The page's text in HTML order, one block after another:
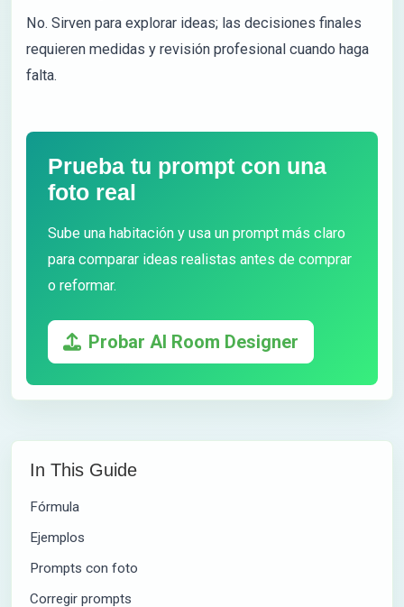
No. Sirven para explorar ideas; las decisiones finales
requieren medidas y revisión profesional cuando haga
falta.
Prueba tu prompt con una
foto real
Sube una habitación y usa un prompt más claro
para comparar ideas realistas antes de comprar
o reformar.
Probar AI Room Designer
In This Guide
Fórmula
Ejemplos
Prompts con foto
Corregir prompts